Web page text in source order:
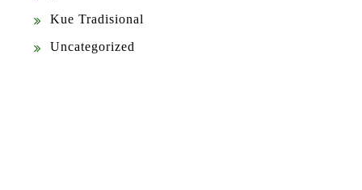
Kue Tradisional
Uncategorized